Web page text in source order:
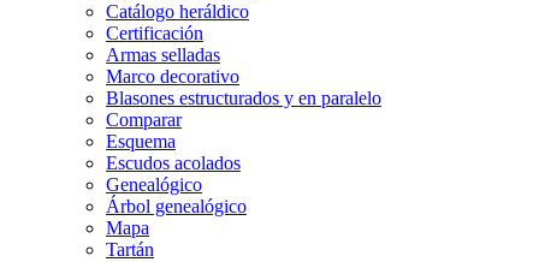
Catálogo heráldico
Certificación
Armas selladas
Marco decorativo
Blasones estructurados y en paralelo
Comparar
Esquema
Escudos acolados
Genealógico
Árbol genealógico
Mapa
Tartán